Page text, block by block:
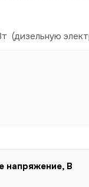
(дизельную
напряжение, В